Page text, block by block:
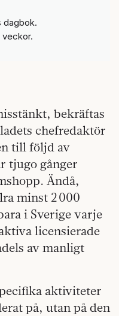
dagbok.
bekräftas
chefredaktör
till följd av
tjugo gånger
Ändå,
minst 2 000
i Sverige varje
licensierade
av manligt
aktiviteter
på, utan på den